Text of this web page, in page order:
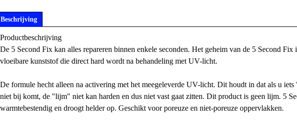
Beschrijving
Productbeschrijving
De 5 Second Fix kan alles repareren binnen enkele seconden. Het geheim van de 5 Second Fix
vloeibare kunststof die direct hard wordt na behandeling met UV-licht.
De formule hecht alleen na activering met het meegeleverde UV-licht. Dit houdt in dat als u
niet bij komt, de "lijm" niet kan harden en dus niet vast gaat zitten. Dit product is geen lijm. 5
warmtebestendig en droogt helder op. Geschikt voor poreuze en niet-poreuze oppervlakken.